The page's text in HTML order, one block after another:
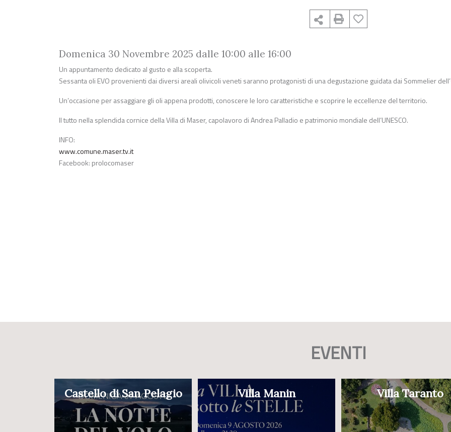
Domenica 30 Novembre 2025 dalle 10:00 alle 16:00
Un appuntamento dedicato al gusto e alla scoperta.
Sessanta oli EVO provenienti dai diversi areali olivicoli veneti saranno protagonisti di una degustazione guidata dai Sommelier
Un’occasione per assaggiare gli oli appena prodotti, conoscere le loro caratteristiche e scoprire le eccellenze del territorio.
Il tutto nella splendida cornice della Villa di Maser, capolavoro di Andrea Palladio e patrimonio mondiale dell’UNESCO.
INFO:
www.comune.maser.tv.it
Facebook: prolocomaser
EVENTI
Castello di San Pelagio Villa Manin Villa Taranto